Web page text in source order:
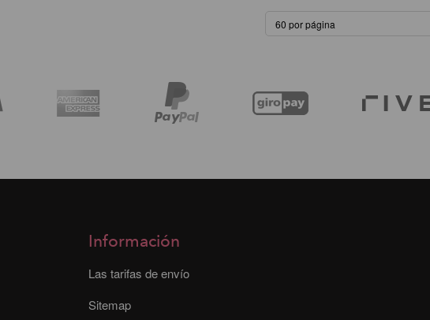
Información
Las tarifas de envío
Sitemap